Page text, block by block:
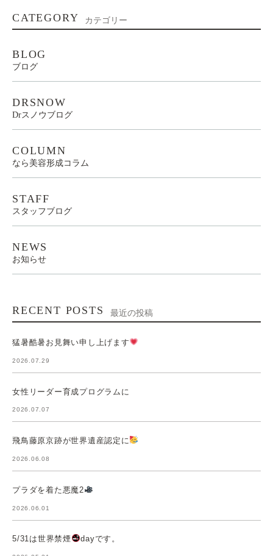
CATEGORY カテゴリー
BLOG
ブログ
DRSNOW
Drスノウブログ
COLUMN
なら美容形成コラム
STAFF
スタッフブログ
NEWS
お知らせ
RECENT POSTS 最近の投稿
猛暑酷暑お見舞い申し上げます
2026.07.29
女性リーダー育成プログラムに
2026.07.07
飛鳥藤原京跡が世界遺産認定に
2026.06.08
プラダを着た悪魔2
2026.06.01
5/31は世界禁煙 dayです。